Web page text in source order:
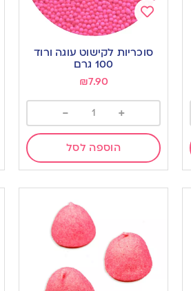
toסוכריות לקישוט עוגה ורוד
100 גרם
₪7.90
+
-
הוספה לסל